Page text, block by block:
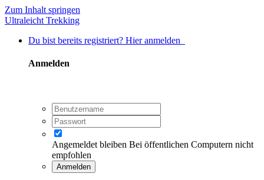
Zum Inhalt springen
Ultraleicht Trekking
Du bist bereits registriert? Hier anmelden
Anmelden
Angemeldet bleiben Bei öffentlichen Computern nicht
empfohlen
Anmelden